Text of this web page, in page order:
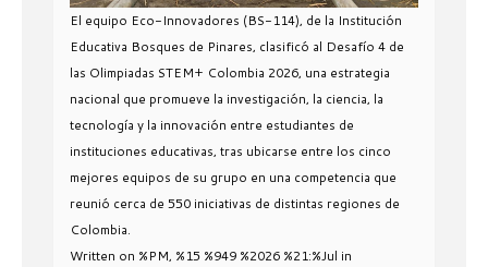
El equipo Eco-Innovadores (BS-114), de la Institución
Educativa Bosques de Pinares, clasificó al Desafío 4 de
las Olimpiadas STEM+ Colombia 2026, una estrategia
nacional que promueve la investigación, la ciencia, la
tecnología y la innovación entre estudiantes de
instituciones educativas, tras ubicarse entre los cinco
mejores equipos de su grupo en una competencia que
reunió cerca de 550 iniciativas de distintas regiones de
Colombia.
Written on %PM, %15 %949 %2026 %21:%Jul in